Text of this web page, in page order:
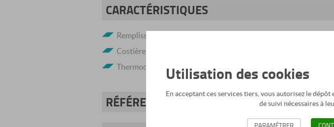
CARACTÉRISTIQUES
Remplissage PCA 10 mm opale
Costière biaise hauteur 300 mm isolée 15 mm bitumée
Thermodéclencheur calibré à 93°C
RÉFÉRENCES
Utilisation des cookies
En acceptant ces services tiers, vous autorisez le
de suivi nécessaires à
PARAMÉTRER